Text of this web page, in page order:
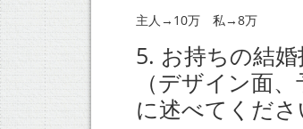
主人→10万 私→8万
5. お持ちの結
（デザイン面
に述べてくださ